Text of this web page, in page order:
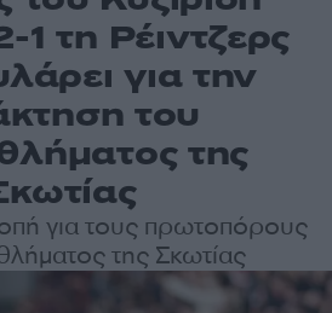
1 τη Ρέιντζερς
για την
του
της
για τους πρωτοπόρους
της Σκωτίας